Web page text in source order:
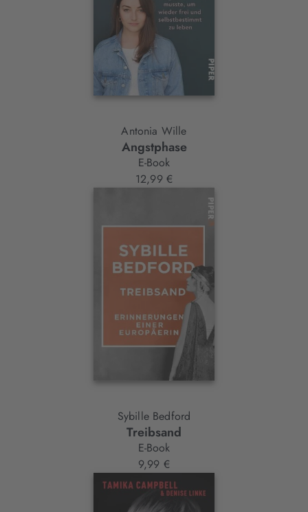
Antonia Wille
Angstphase
E-Book
12,99 €
Sybille Bedford
Treibsand
E-Book
9,99 €